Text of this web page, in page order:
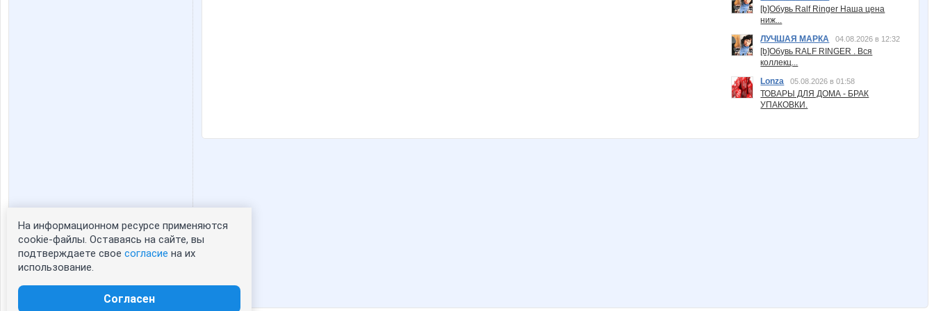
Статистика портрета:
сейчас просматривают портрет - 0
зарегистрированные пользователи
[b]Обувь Ralf Ringer Наша цена
ниж...
ЛУЧШАЯ МАРКА
04.08.2026 в 12:32
[b]Обувь RALF RINGER . Вся
коллекц...
Lonza
05.08.2026 в 01:58
ТОВАРЫ ДЛЯ ДОМА - БРАК
УПАКОВКИ.
На информационном ресурсе применяются
cookie-файлы. Оставаясь на сайте, вы
подтверждаете свое согласие на их
использование.
Согласен